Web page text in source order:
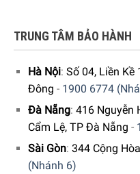
gọn gàng hộp sữa chua,
Ngăn đông
Dung tích 262 lít , đáp ứng
Thiết kế7 ngăn chứađể
phẩm cấp đông ngăn nắp.
TRUNG TÂM BẢO HÀNH
Hà Nội: Số 04, Liền Kề
Đông - 1900 6774
Đà Nẵng: 416 Nguyễn
Cẩm Lệ, TP Đà Nẵng -
Sài Gòn: 344 Cộng
(Nhánh 6)